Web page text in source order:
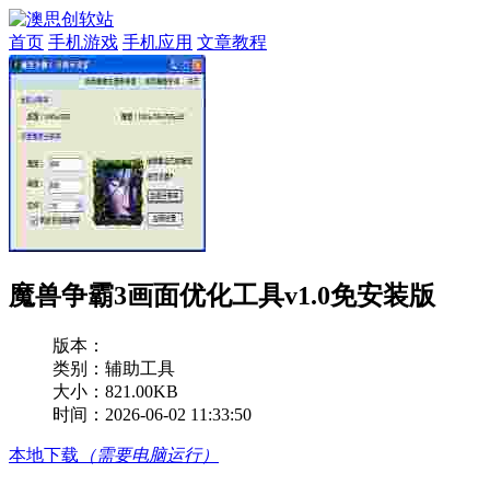
首页 手机游戏 手机应用 文章教程
魔兽争霸3画面优化工具v1.0免安装版
版本：
类别：辅助工具
大小：821.00KB
时间：2026-06-02 11:33:50
本地下载 （需要电脑运行）